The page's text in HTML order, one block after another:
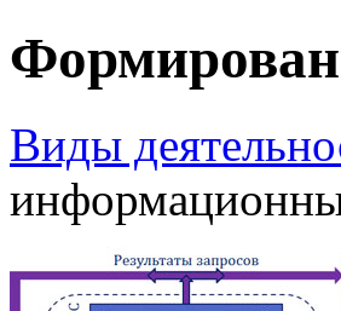
Виды